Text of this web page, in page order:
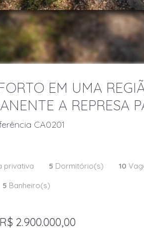
EM UMA
A REPRESA
CA0201
privativa 5 Dormitório(s) 10
5 Banheiro(s)
R$ 2.900.000,00